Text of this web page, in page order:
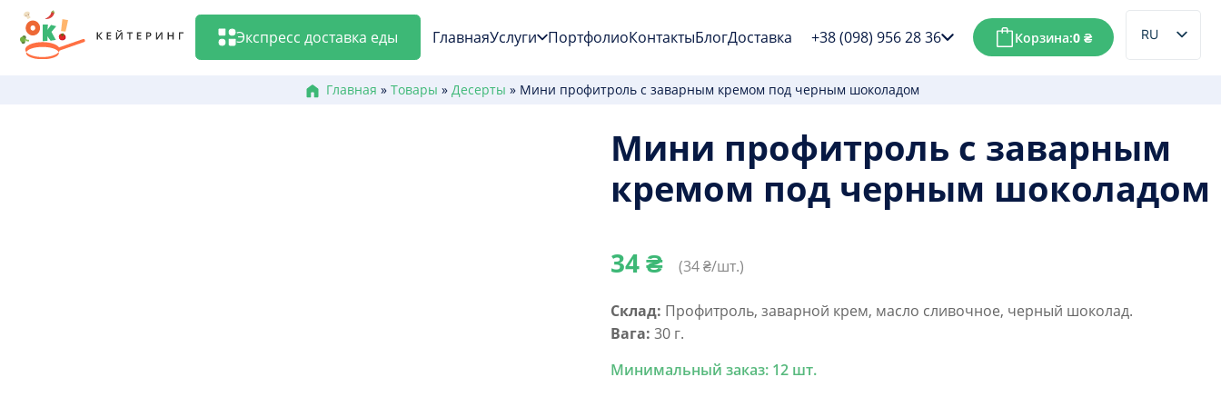
Перейти
содержанию
Экспресс доставка еды ГлавнаяУслуги ПортфолиоКонтактыБлогДоставка +38 (098) 956 28 36 Корзина:0₴
RU
UK
Главная » Товары » Десерты » Мини профитроль с заварным кремом под черным шоколадом
Мини профитроль с заварным
кремом под черным шоколадом
34₴ (34₴/шт.)
Склад: Профитроль, заварной крем, масло сливочное, черный шоколад.
Вага: 30 г.
Минимальный заказ: 12 шт.